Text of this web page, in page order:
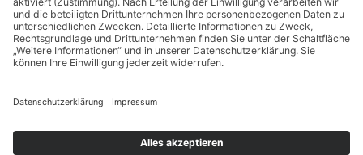
BLOG PRESSE GENIESSERKARTE
ENERGIEMANAGEMENT SHOP.SCHMIDTGENUSS.DE
2026Bäckerei Schmidt KG. Alle Rechte